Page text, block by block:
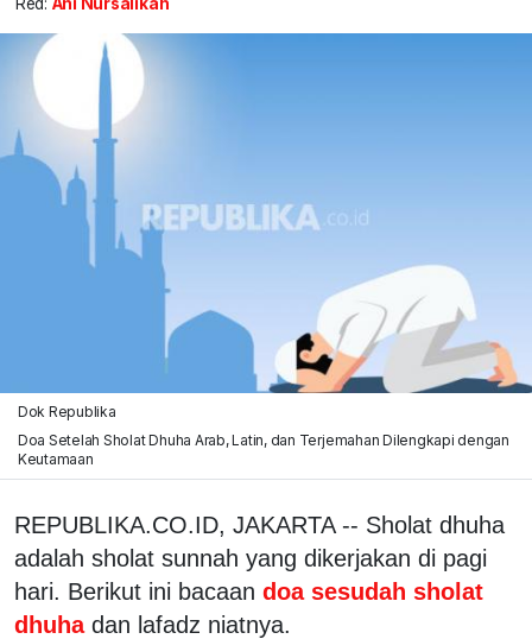
Dok Republika
Doa Setelah Sholat Dhuha Arab, Latin, dan Terjemahan Dilengkapi dengan
Keutamaan
REPUBLIKA.CO.ID, JAKARTA -- Sholat dhuha
adalah sholat sunnah yang dikerjakan di pagi
hari. Berikut ini bacaan doa sesudah sholat
dhuha dan lafadz niatnya.